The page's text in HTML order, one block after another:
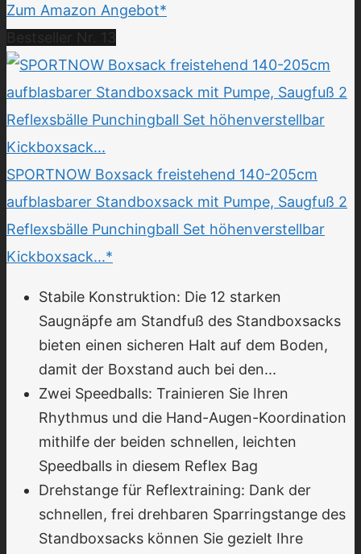
Zum Amazon Angebot*
SPORTNOW Boxsack freistehend 140-205cm
aufblasbarer Standboxsack mit Pumpe, Saugfuß 2
Reflexsbälle Punchingball Set höhenverstellbar
Kickboxsack...*
Stabile Konstruktion: Die 12 starken
Saugnäpfe am Standfuß des Standboxsacks
bieten einen sicheren Halt auf dem Boden,
damit der Boxstand auch bei den...
Zwei Speedballs: Trainieren Sie Ihren
Rhythmus und die Hand-Augen-Koordination
mithilfe der beiden schnellen, leichten
Speedballs in diesem Reflex Bag
Drehstange für Reflextraining: Dank der
schnellen, frei drehbaren Sparringstange des
Standboxsacks können Sie gezielt Ihre